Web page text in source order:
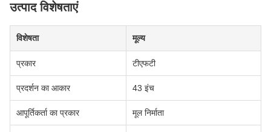
उत्पाद विशेषताएं
विशेषता मूल्य
प्रकार टीएफटी
प्रदर्शन का आकार 43 इंच
आपूर्तिकर्ता का प्रकार मूल निर्माता